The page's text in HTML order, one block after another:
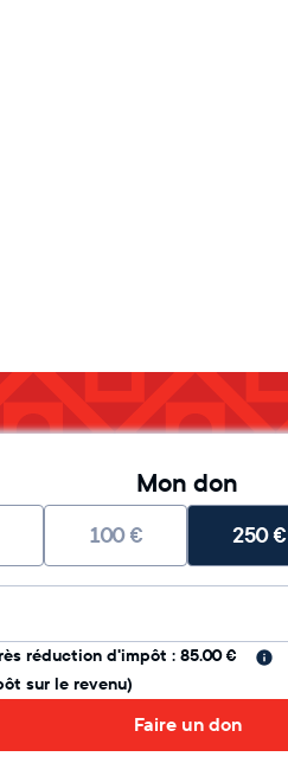
Mon don
100€ 250€
réduction d'impôt : 85.00 €
sur le revenu)
Faire un don